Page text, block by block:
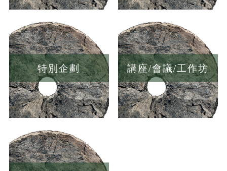
特別企劃 講座/會議/工作坊